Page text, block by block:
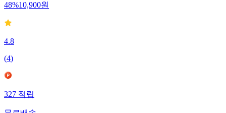
48%10,900원
4.8
(4)
327적립